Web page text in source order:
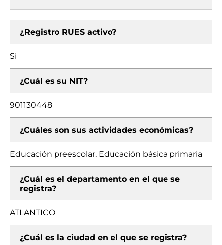
¿Registro RUES activo?
Si
¿Cuál es su NIT?
901130448
¿Cuáles son sus actividades económicas?
Educación preescolar, Educación básica primaria
¿Cuál es el departamento en el que se
registra?
ATLANTICO
¿Cuál es la ciudad en el que se registra?